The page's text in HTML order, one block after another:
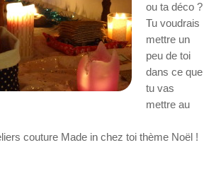
ou ta déco ?
Tu voudrais
mettre un
peu de toi
dans ce que
tu vas
mettre au
couture Made in chez toi thème Noël !